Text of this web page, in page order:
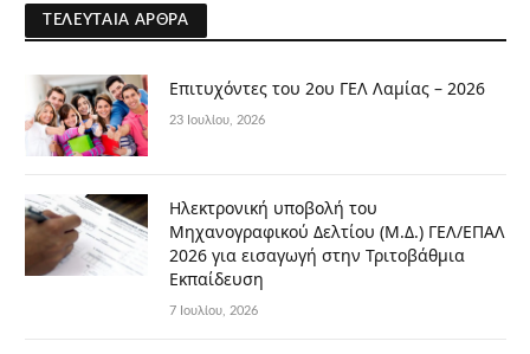
ΤΕΛΕΥΤΑΊΑ ΆΡΘΡΑ
Επιτυχόντες του 2ου ΓΕΛ Λαμίας – 2026
23 Ιουλίου, 2026
Ηλεκτρονική υποβολή του
Μηχανογραφικού Δελτίου (Μ.Δ.) ΓΕΛ/ΕΠΑΛ
2026 για εισαγωγή στην Τριτοβάθμια
Εκπαίδευση
7 Ιουλίου, 2026